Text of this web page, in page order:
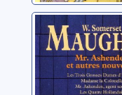
Mr.
autres
CD 3
Maugham,